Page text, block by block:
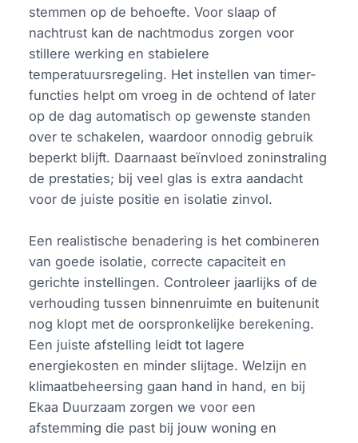
stemmen op de behoefte. Voor slaap of
nachtrust kan de nachtmodus zorgen voor
stillere werking en stabielere
temperatuursregeling. Het instellen van timer-
functies helpt om vroeg in de ochtend of later
op de dag automatisch op gewenste standen
over te schakelen, waardoor onnodig gebruik
beperkt blijft. Daarnaast beïnvloed zoninstraling
de prestaties; bij veel glas is extra aandacht
voor de juiste positie en isolatie zinvol.
Een realistische benadering is het combineren
van goede isolatie, correcte capaciteit en
gerichte instellingen. Controleer jaarlijks of de
verhouding tussen binnenruimte en buitenunit
nog klopt met de oorspronkelijke berekening.
Een juiste afstelling leidt tot lagere
energiekosten en minder slijtage. Welzijn en
klimaatbeheersing gaan hand in hand, en bij
Ekaa Duurzaam zorgen we voor een
afstemming die past bij jouw woning en